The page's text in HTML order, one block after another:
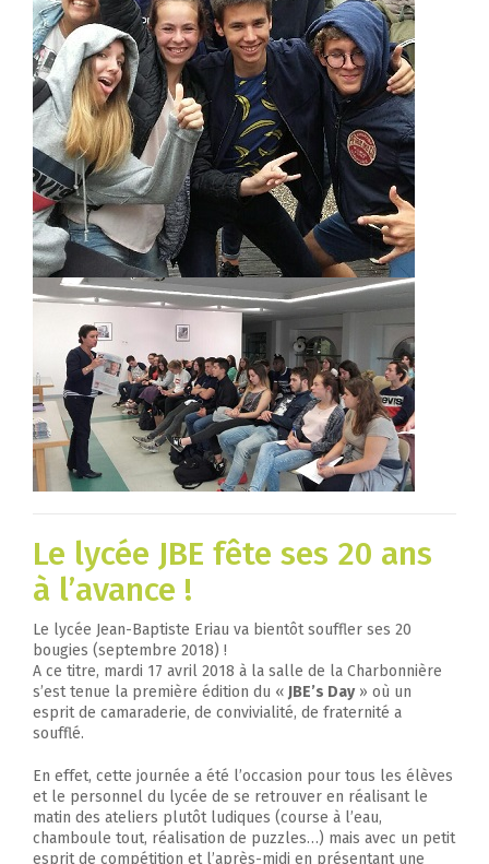
Le lycée JBE fête ses 20 ans
à l’avance !
Le lycée Jean-Baptiste Eriau va bientôt souffler ses 20
bougies (septembre 2018) !
A ce titre, mardi 17 avril 2018 à la salle de la Charbonnière
s’est tenue la première édition du « JBE’s Day» où un
esprit de camaraderie, de convivialité, de fraternité a
soufflé.
En effet, cette journée a été l’occasion pour tous les élèves
et le personnel du lycée de se retrouver en réalisant le
matin des ateliers plutôt ludiques (course à l’eau,
chamboule tout, réalisation de puzzles…) mais avec un petit
esprit de compétition et l’après-midi en présentant une